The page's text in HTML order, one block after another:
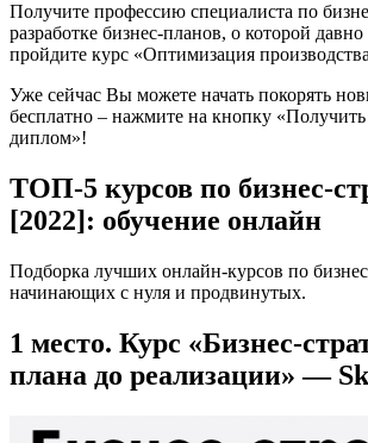
Получите профессию специалиста по
разработке бизнес-планов, о которой
пройдите курс «Оптимизация
Уже сейчас Вы можете начать покорять
бесплатно – нажмите на кнопку
диплом»!
ТОП-5 курсов по бизнес-
[2022]: обучение онлайн
Подборка лучших онлайн-курсов по
начинающих с нуля и продвинутых.
1 место. Курс «Бизнес-
плана до реализации» —